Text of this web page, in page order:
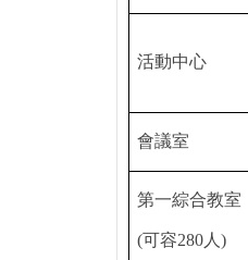
活動中心
會議室
第一綜合教室
(可容280人 )